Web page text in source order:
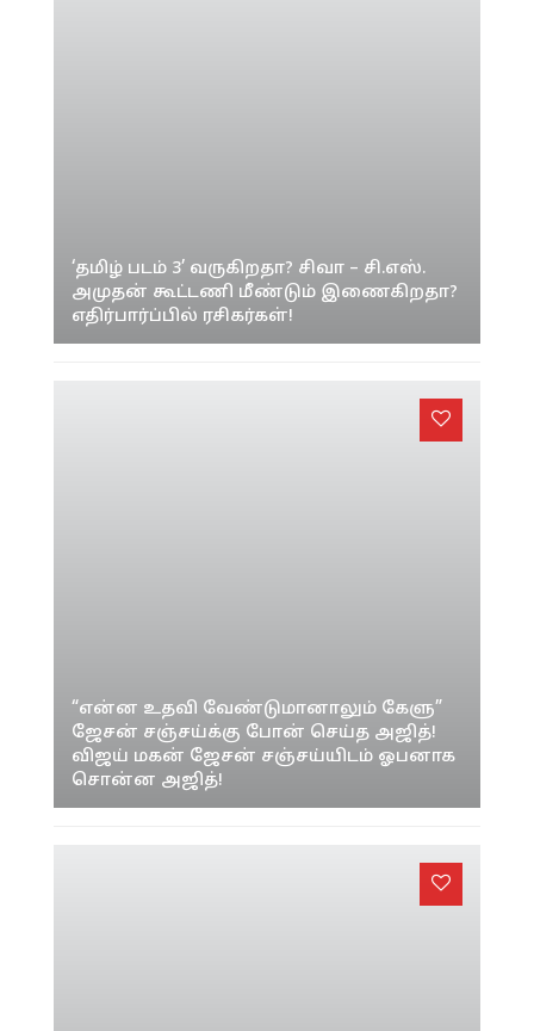
‘தமிழ் படம் 3’ வருகிறதா? சிவா – சி.எஸ்.
அமுதன் கூட்டணி மீண்டும் இணைகிறதா?
எதிர்பார்ப்பில் ரசிகர்கள்!
“என்ன உதவி வேண்டுமானாலும் கேளு”
ஜேசன் சஞ்சய்க்கு போன் செய்த அஜித்!
விஜய் மகன் ஜேசன் சஞ்சய்யிடம் ஓபனாக
சொன்ன அஜித்!